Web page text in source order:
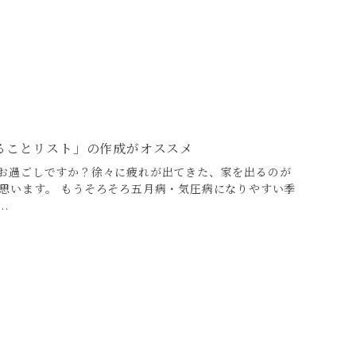
とリスト」の作成がオススメ
ごしですか？徐々に疲れが出てきた、家を出るのが
ます。 もうそろそろ五月病・気圧病になりやすい季